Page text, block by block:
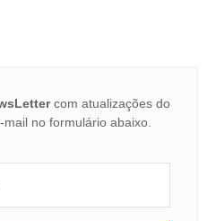
com atualizações do
no formulário abaixo.